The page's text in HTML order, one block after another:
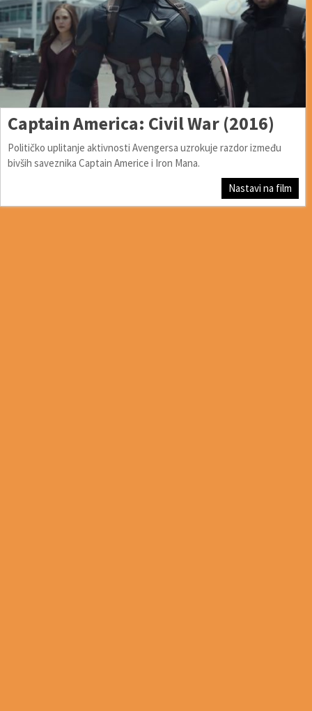
Captain America: Civil War (2016)
Političko uplitanje aktivnosti Avengersa uzrokuje razdor između
bivših saveznika Captain Americe i Iron Mana.
Nastavi na film